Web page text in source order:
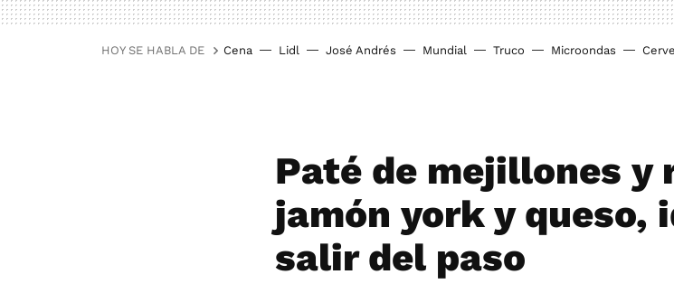
HOY SE HABLA DE Cena Lidl José Andrés Mundial Truco Microondas
Paté de mejillones y
jamón york y queso,
salir del paso